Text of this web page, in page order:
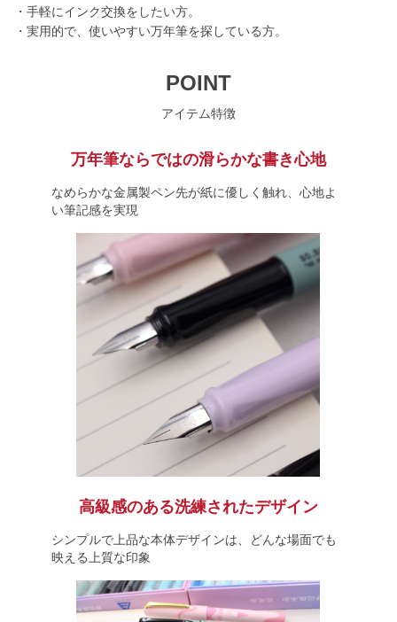
・手軽にインク交換をしたい方。
・実用的で、使いやすい万年筆を探している方。
POINT
アイテム特徴
万年筆ならではの滑らかな書き心地
なめらかな金属製ペン先が紙に優しく触れ、心地よ
い筆記感を実現
高級感のある洗練されたデザイン
シンプルで上品な本体デザインは、どんな場面でも
映える上質な印象